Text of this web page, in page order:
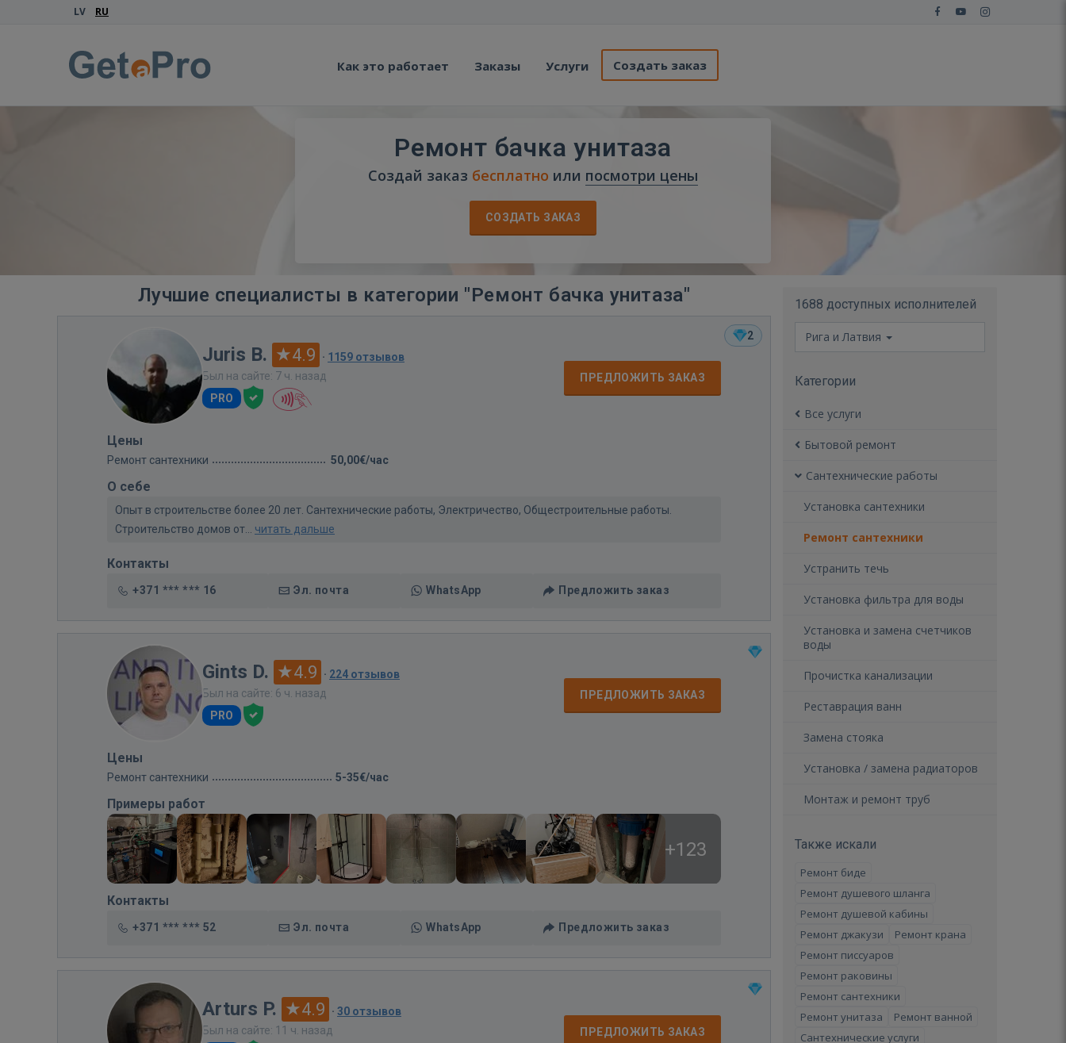
LV RU
Как это работает Заказы Услуги Создать заказ
Ремонт бачка унитаза
Создай заказ бесплатно или посмотри цены
СОЗДАТЬ ЗАКАЗ
Лучшие специалисты в категории "Ремонт бачка унитаза"
2
Juris B. 4.9 · 1159 отзывов
Был на сайте: 7 ч. назад
PRO
ПРЕДЛОЖИТЬ ЗАКАЗ
Цены
Ремонт сантехники 50,00€/час
О себе
Опыт в строительстве более 20 лет. Сантехнические работы, Электричество, Общестроительные работы.
Строительство домов от... читать дальше
Контакты
+371 *** *** 16 Эл. почта WhatsApp Предложить заказ
Gints D. 4.9 · 224 отзывов
Был на сайте: 6 ч. назад
PRO
ПРЕДЛОЖИТЬ ЗАКАЗ
Цены
Ремонт сантехники 5-35€/час
Примеры работ
+123
Контакты
+371 *** *** 52 Эл. почта WhatsApp Предложить заказ
Arturs P. 4.9 · 30 отзывов
Был на сайте: 11 ч. назад
ПРЕДЛОЖИТЬ ЗАКАЗ
1688 доступных исполнителей
Рига и Латвия
Категории
Все услуги
Бытовой ремонт
Сантехнические работы
Установка сантехники
Ремонт сантехники
Устранить течь
Установка фильтра для воды
Установка и замена счетчиков
воды
Прочистка канализации
Реставрация ванн
Замена стояка
Установка / замена радиаторов
Монтаж и ремонт труб
Также искали
Ремонт биде
Ремонт душевого шланга
Ремонт душевой кабины
Ремонт джакузи
Ремонт крана
Ремонт писсуаров
Ремонт раковины
Ремонт сантехники
Ремонт унитаза
Ремонт ванной
Сантехнические услуги